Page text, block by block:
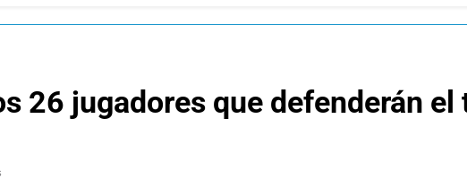
26 jugadores que defenderán